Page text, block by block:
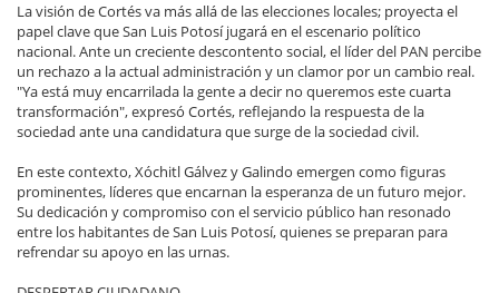
La visión de Cortés va más allá de las elecciones locales; proyecta el
papel clave que San Luis Potosí jugará en el escenario político
nacional. Ante un creciente descontento social, el líder del PAN percibe
un rechazo a la actual administración y un clamor por un cambio real.
"Ya está muy encarrilada la gente a decir no queremos este cuarta
transformación", expresó Cortés, reflejando la respuesta de la
sociedad ante una candidatura que surge de la sociedad civil.
En este contexto, Xóchitl Gálvez y Galindo emergen como figuras
prominentes, líderes que encarnan la esperanza de un futuro mejor.
Su dedicación y compromiso con el servicio público han resonado
entre los habitantes de San Luis Potosí, quienes se preparan para
refrendar su apoyo en las urnas.